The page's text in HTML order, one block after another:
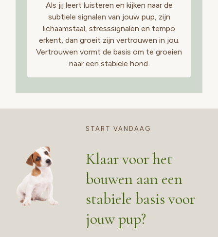
Als jij leert luisteren en kijken naar de
subtiele signalen van jouw pup, zijn
lichaamstaal, stresssignalen en tempo
erkent, dan groeit zijn vertrouwen in jou.
Vertrouwen vormt de basis om te groeien
naar een stabiele hond.
START VANDAAG
Klaar voor het
bouwen aan een
stabiele basis voor
jouw pup?